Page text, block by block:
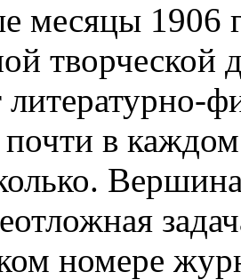
месяцы 1906 г
творческой
в каждом
номере